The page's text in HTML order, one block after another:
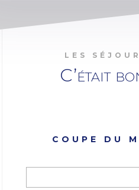
LES
C’était
COUPE DU